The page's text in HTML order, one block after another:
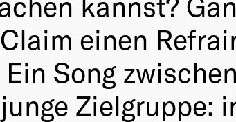
einen
Song
Zielgruppe: